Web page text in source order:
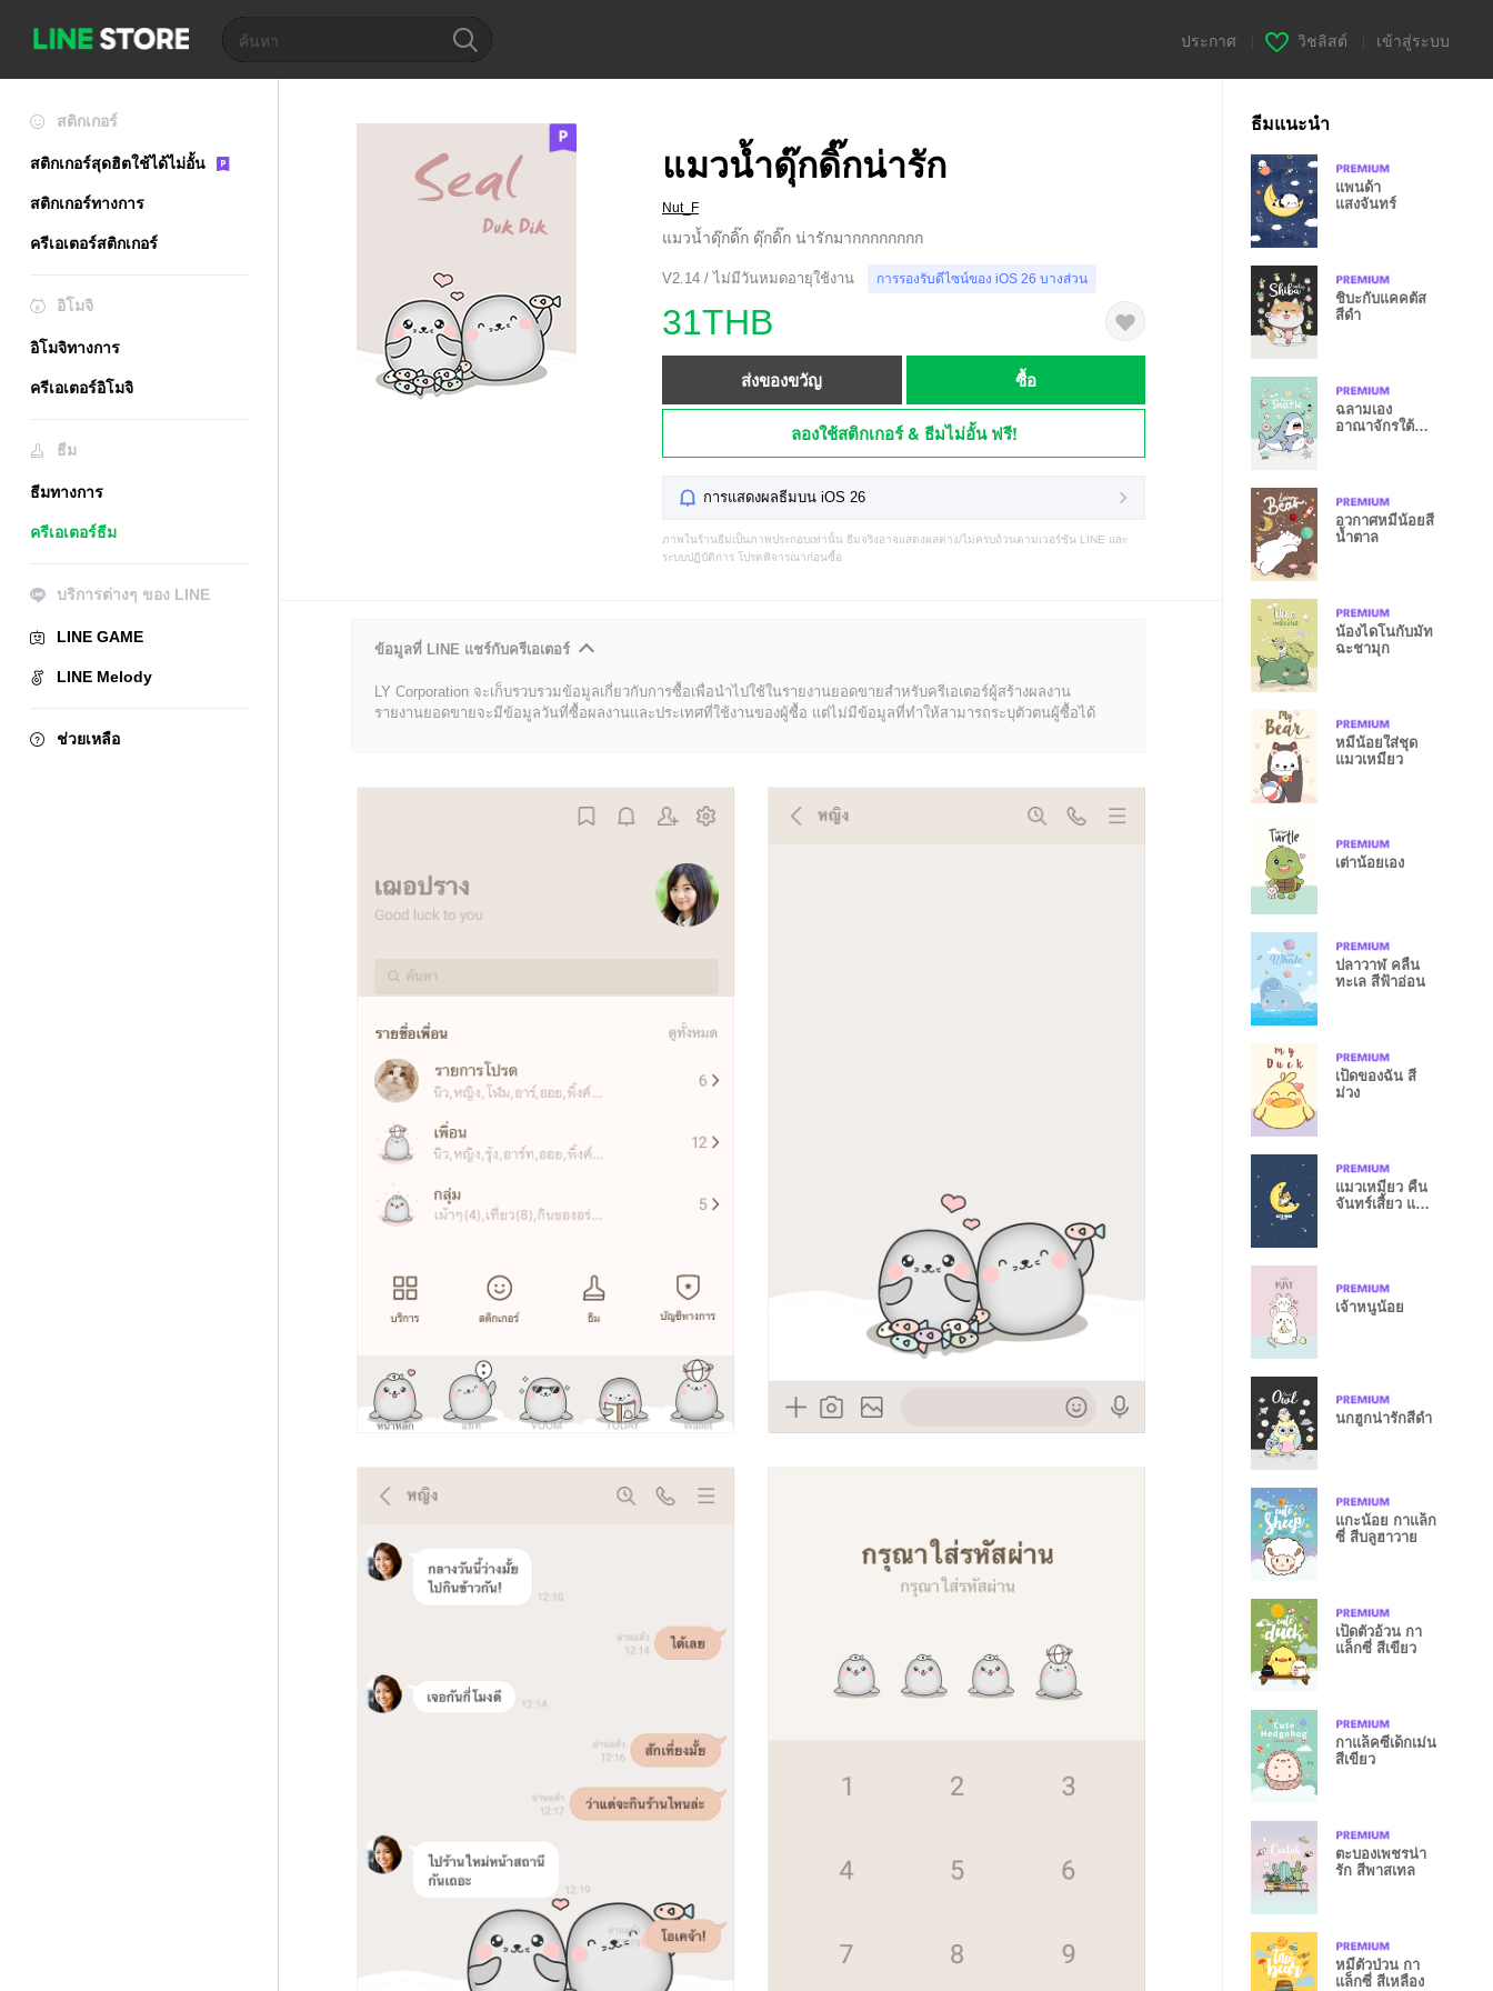
ประกาศ วิชลิสต์ เข้าสู่ระบบ
สติกเกอร์
สติกเกอร์สุดฮิตใช้ได้ไม่อั้น
สติกเกอร์ทางการ
ครีเอเตอร์สติกเกอร์
อิโมจิ
อิโมจิทางการ
ครีเอเตอร์อิโมจิ
ธีม
ธีมทางการ
ครีเอเตอร์ธีม
บริการต่างๆ ของ LINE
LINE GAME
LINE Melody
ช่วยเหลือ
แมวน้ำดุ๊กดิ๊กน่ารัก
Nut_F
แมวน้ำดุ๊กดิ๊ก ดุ๊กดิ๊ก น่ารักมากกกกกกกก
V2.14 / ไม่มีวันหมดอายุใช้งาน การรองรับดีไซน์ของ iOS 26 บางส่วน
31THB
ส่งของขวัญ ซื้อ
ลองใช้สติกเกอร์ & ธีมไม่อั้น ฟรี!
การแสดงผลธีมบน iOS 26
ภาพในร้านธีมเป็นภาพประกอบเท่านั้น ธีมจริงอาจแสดงผลต่าง/ไม่ครบถ้วนตามเวอร์ชัน LINE และ
ระบบปฏิบัติการ โปรดพิจารณาก่อนซื้อ
ข้อมูลที่ LINE แชร์กับครีเอเตอร์
LY Corporation จะเก็บรวบรวมข้อมูลเกี่ยวกับการซื้อเพื่อนำไปใช้ในรายงานยอดขายสำหรับครีเอเตอร์ผู้สร้างผลงาน
รายงานยอดขายจะมีข้อมูลวันที่ซื้อผลงานและประเทศที่ใช้งานของผู้ซื้อ แต่ไม่มีข้อมูลที่ทำให้สามารถระบุตัวตนผู้ซื้อได้
ธีมแนะนำ
แพนด้า
แสงจันทร์
ชิบะกับแคคตัส
สีดำ
ฉลามเอง
อาณาจักรใต้
อวกาศหมีน้อยสี
น้ำตาล
น้องไดโนกับมัท
ฉะชามุก
หมีน้อยใส่ชุด
แมวเหมียว
เต่าน้อยเอง
ปลาวาฬ คลื่น
ทะเล สีฟ้าอ่อน
เป็ดของฉัน สี
ม่วง
แมวเหมียว คืน
จันทร์เสี้ยว แปซิ
เจ้าหนูน้อย
นกฮูกน่ารักสีดำ
แกะน้อย กาแล็ก
ซี่ สีบลูฮาวาย
เป็ดตัวอ้วน กา
แล็กซี่ สีเขียว
กาแล็คซี่เด็กเม่น
สีเขียว
ตะบองเพชรน่า
รัก สีพาสเทล
หมีตัวป่วน กา
แล็กซี่ สีเหลือง